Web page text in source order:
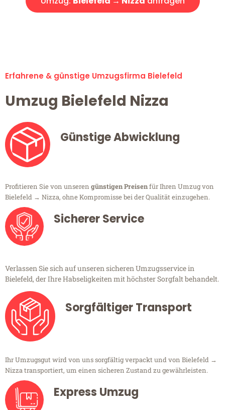
Erfahrene & günstige Umzugsfirma Bielefeld
Umzug Bielefeld Nizza
Günstige Abwicklung
Profitieren Sie von unseren günstigen Preisenfür Ihren Umzug von
Bielefeld → Nizza, ohne Kompromisse bei der Qualität einzugehen.
Sicherer Service
Verlassen Sie sich auf unseren sicheren Umzugsservice in
Bielefeld, der Ihre Habseligkeiten mit höchster Sorgfalt behandelt.
Sorgfältiger Transport
Ihr Umzugsgut wird von uns sorgfältig verpackt und von Bielefeld →
Nizza transportiert, um einen sicheren Zustand zu gewährleisten.
Express Umzug